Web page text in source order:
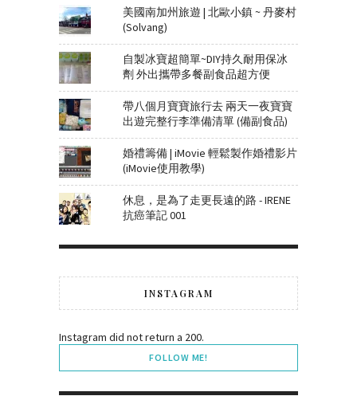
美國南加州旅遊 | 北歐小鎮 ~ 丹麥村
(Solvang)
自製冰寶超簡單~DIY持久耐用保冰
劑 外出攜帶多餐副食品超方便
帶八個月寶寶旅行去 兩天一夜寶寶
出遊完整行李準備清單 (備副食品)
婚禮籌備 | iMovie 輕鬆製作婚禮影片
(iMovie使用教學)
休息，是為了走更長遠的路 - IRENE
抗癌筆記 001
INSTAGRAM
Instagram did not return a 200.
FOLLOW ME!